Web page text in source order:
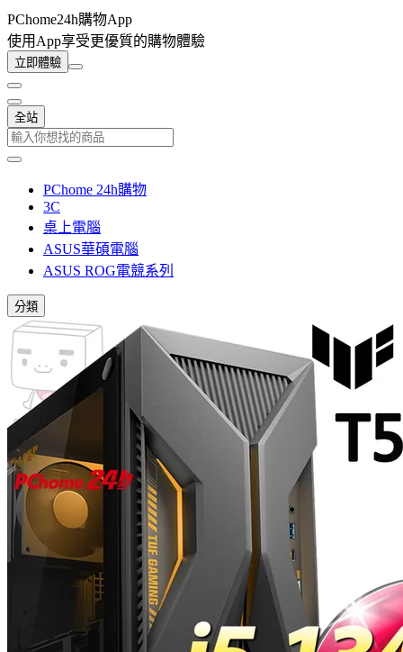
PChome24h購物App
使用App享受更優質的購物體驗
立即體驗
全站
PChome 24h購物
3C
桌上電腦
ASUS華碩電腦
ASUS ROG電競系列
分類